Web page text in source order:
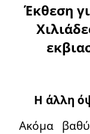
Έκθεση
Η άλλη
Ακόμα